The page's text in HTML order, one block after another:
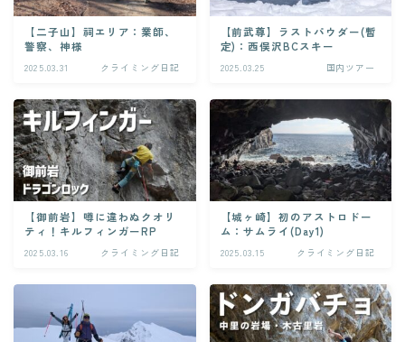
【二子山】祠エリア：業師、
警察、神様
2025.03.31 クライミング日記
【前武尊】ラストパウダー(暫
定)：西俣沢BCスキー
2025.03.25 国内ツアー
【御前岩】噂に違わぬクオリ
ティ！キルフィンガーRP
2025.03.16 クライミング日記
【城ヶ崎】初のアストロドー
ム：サムライ(Day1)
2025.03.15 クライミング日記